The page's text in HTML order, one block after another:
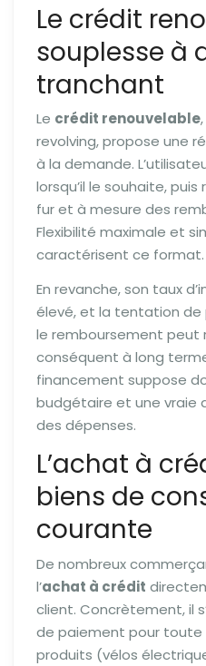
Le crédit
souplesse à
tranchant
Le crédit renouvelable
revolving, propose une
à la demande.
lorsqu’il le souhaite,
fur et à mesure des
Flexibilité maximale et
caractérisent ce format.
En revanche, son taux
élevé, et la tentation de
le remboursement peut
conséquent à long
financement suppose
budgétaire et une vraie
des dépenses.
L’achat à
biens de
courante
De nombreux
l’achat à crédit
client. Concrètement, il
de paiement pour toute
produits (vélos